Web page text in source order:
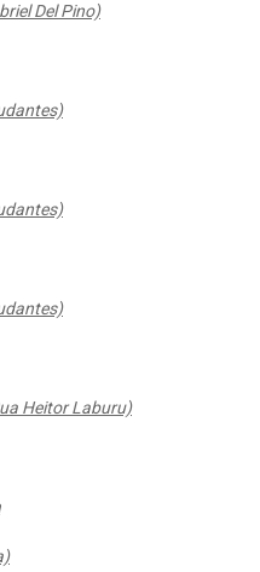
Del Pino)
Heitor Laburu)